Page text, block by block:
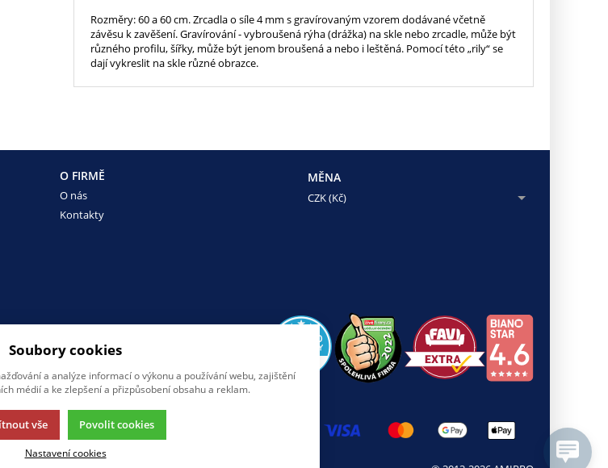
Rozměry: 60 a 60 cm. Zrcadla o síle 4 mm s gravírovaným vzorem dodávané včetně
závěsu k zavěšení. Gravírování - vybroušená rýha (drážka) na skle nebo zrcadle, může být
různého profilu, šířky, může být jenom broušená a nebo i leštěná. Pomocí této „rily“ se
dají vykreslit na skle různé obrazce.
O FIRMĚ
O nás
Kontakty
MĚNA
CZK (Kč)
Soubory cookies
a analýze informací o výkonu a používání webu, zajištění
médií a ke zlepšení a přizpůsobení obsahu a reklam.
vše Povolit cookies
Nastavení cookies